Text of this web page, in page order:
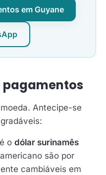
em Guyane
pagamentos
Antecipe-se
o dólar surinamês
são por
cambiáveis em